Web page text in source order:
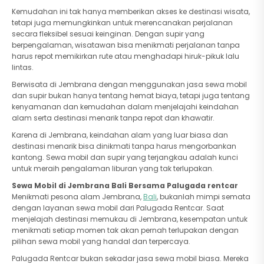
Kemudahan ini tak hanya memberikan akses ke destinasi wisata,
tetapi juga memungkinkan untuk merencanakan perjalanan
secara fleksibel sesuai keinginan. Dengan supir yang
berpengalaman, wisatawan bisa menikmati perjalanan tanpa
harus repot memikirkan rute atau menghadapi hiruk-pikuk lalu
lintas.
Berwisata di Jembrana dengan menggunakan jasa sewa mobil
dan supir bukan hanya tentang hemat biaya, tetapi juga tentang
kenyamanan dan kemudahan dalam menjelajahi keindahan
alam serta destinasi menarik tanpa repot dan khawatir.
Karena di Jembrana, keindahan alam yang luar biasa dan
destinasi menarik bisa dinikmati tanpa harus mengorbankan
kantong. Sewa mobil dan supir yang terjangkau adalah kunci
untuk meraih pengalaman liburan yang tak terlupakan.
Sewa Mobil di Jembrana Bali Bersama Palugada rentcar
Menikmati pesona alam Jembrana,Bali, bukanlah mimpi semata
dengan layanan sewa mobil dari Palugada Rentcar. Saat
menjelajah destinasi memukau di Jembrana, kesempatan untuk
menikmati setiap momen tak akan pernah terlupakan dengan
pilihan sewa mobil yang handal dan terpercaya.
Palugada Rentcar bukan sekadar jasa sewa mobil biasa. Mereka